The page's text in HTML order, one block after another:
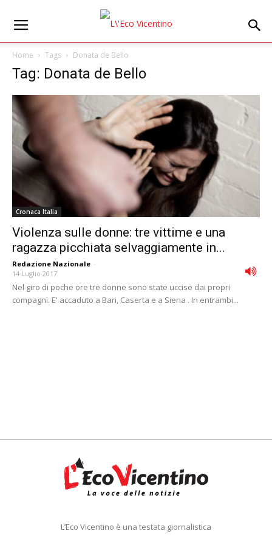
Home Tags Donata de Bello
Tag: Donata de Bello
Cronaca Italia
Violenza sulle donne: tre vittime e una
ragazza picchiata selvaggiamente in...
Redazione Nazionale -
14 Luglio 2017
Nel giro di poche ore tre donne sono state uccise dai propri
compagni. E' accaduto a Bari, Caserta e a Siena . In entrambi...
L’Eco Vicentino è una testata giornalistica